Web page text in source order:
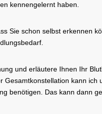
kennengelernt haben.
Sie schon selbst erkennen
und erläutere Ihnen Ihr
kann ich
benötigen. Das kann dann